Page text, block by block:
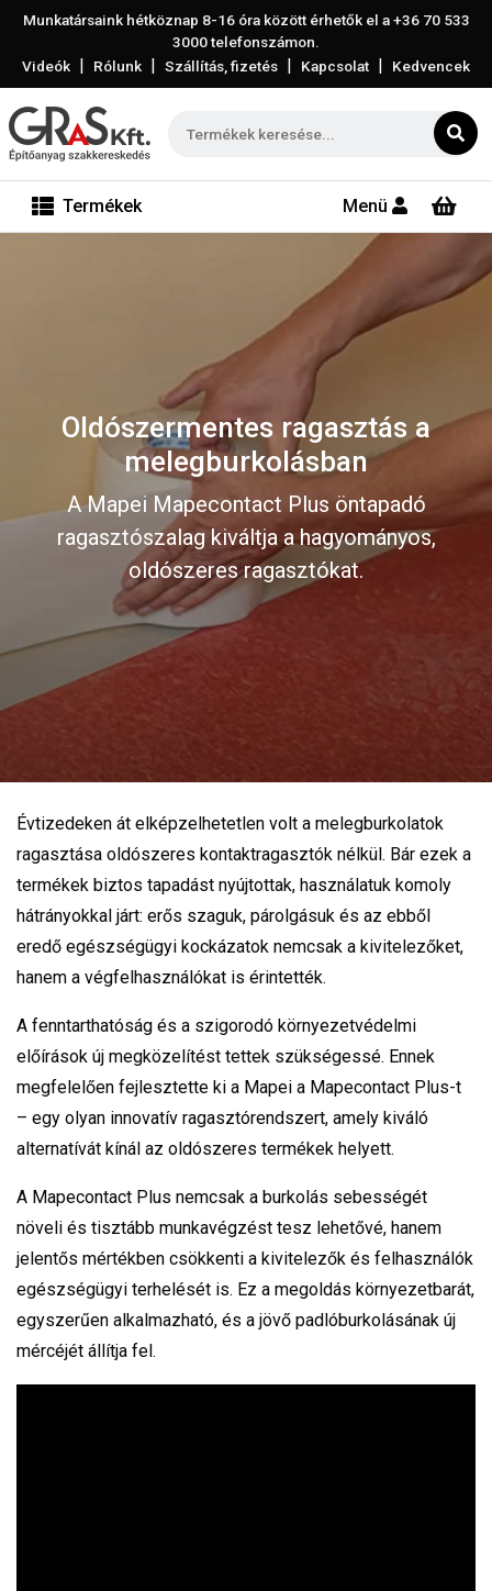
Munkatársaink hétköznap 8-16 óra között érhetők el a+36 70 533
3000telefonszámon.
Videók | Rólunk | Szállítás, fizetés | Kapcsolat | Kedvencek
Termékek Menü
Oldószermentes ragasztás a
melegburkolásban
A Mapei Mapecontact Plus öntapadó
ragasztószalag kiváltja a hagyományos,
oldószeres ragasztókat.
Évtizedeken át elképzelhetetlen volt a melegburkolatok
ragasztása oldószeres kontaktragasztók nélkül. Bár ezek a
termékek biztos tapadást nyújtottak, használatuk komoly
hátrányokkal járt: erős szaguk, párolgásuk és az ebből
eredő egészségügyi kockázatok nemcsak a kivitelezőket,
hanem a végfelhasználókat is érintették.
A fenntarthatóság és a szigorodó környezetvédelmi
előírások új megközelítést tettek szükségessé. Ennek
megfelelően fejlesztette ki a Mapei a Mapecontact Plus-t
– egy olyan innovatív ragasztórendszert, amely kiváló
alternatívát kínál az oldószeres termékek helyett.
A Mapecontact Plus nemcsak a burkolás sebességét
növeli és tisztább munkavégzést tesz lehetővé, hanem
jelentős mértékben csökkenti a kivitelezők és felhasználók
egészségügyi terhelését is. Ez a megoldás környezetbarát,
egyszerűen alkalmazható, és a jövő padlóburkolásának új
mércéjét állítja fel.